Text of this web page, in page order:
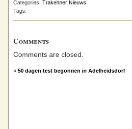
Categories: Trakehner Nieuws
Tags:
Comments
Comments are closed.
« 50 dagen test begonnen in Adelheidsdorf